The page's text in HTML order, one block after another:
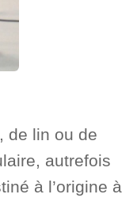
de lin ou de
autrefois
à l’origine à